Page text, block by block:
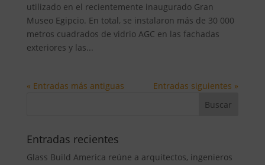
utilizado en el recientemente inaugurado Gran
Museo Egipcio. En total, se instalaron más de 30 000
metros cuadrados de vidrio AGC en las fachadas
exteriores y las...
« Entradas más antiguas Entradas siguientes »
Entradas recientes
Glass Build America reúne a arquitectos, ingenieros